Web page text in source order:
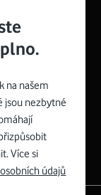
stojánku)
připojení Wi-
GHz a
na našem
jsou nezbytné
Více si
údajů